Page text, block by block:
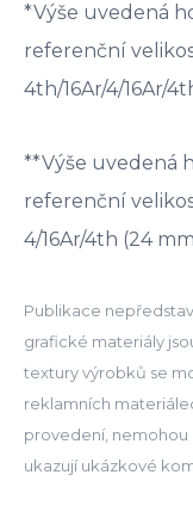
*Výše uvedená
referenční
4th/16Ar/4/16Ar/
**Výše uvedená
referenční
4/16Ar/4th (24
Publikace
grafické materiály
textury výrobků se
reklamních
provedení,
ukazují ukázkové